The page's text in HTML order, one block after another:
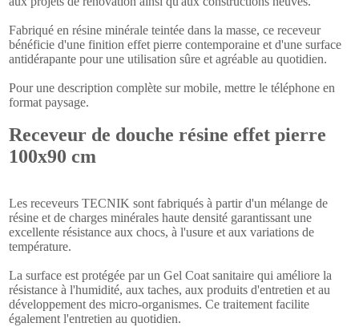
Fabriqué en résine minérale teintée dans la masse, ce receveur
bénéficie d'une finition effet pierre contemporaine et d'une surface
antidérapante pour une utilisation sûre et agréable au quotidien.
Pour une description complète sur mobile, mettre le téléphone en
format paysage.
Receveur de douche résine effet pierre
100x90 cm
Les receveurs TECNIK sont fabriqués à partir d'un mélange de
résine et de charges minérales haute densité garantissant une
excellente résistance aux chocs, à l'usure et aux variations de
température.
La surface est protégée par un Gel Coat sanitaire qui améliore la
résistance à l'humidité, aux taches, aux produits d'entretien et au
développement des micro-organismes. Ce traitement facilite
également l'entretien au quotidien.